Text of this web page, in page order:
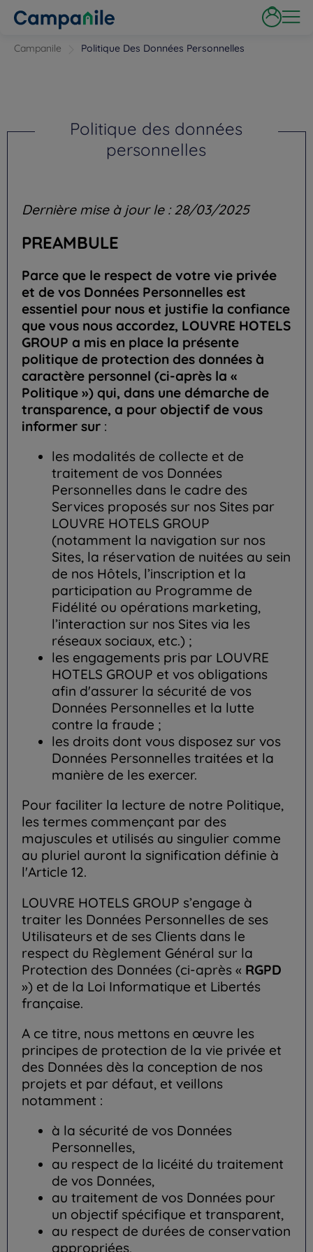
Campanile Politique Des Données Personnelles
Politique des données
personnelles
Dernière mise à jour le : 28/03/2025
PREAMBULE
Parce que le respect de votre vie privée
et de vos Données Personnelles est
essentiel pour nous et justifie la confiance
que vous nous accordez, LOUVRE HOTELS
GROUP a mis en place la présente
politique de protection des données à
caractère personnel (ci-après la «
Politique ») qui, dans une démarche de
transparence, a pour objectif de vous
informer sur :
les modalités de collecte et de
traitement de vos Données
Personnelles dans le cadre des
Services proposés sur nos Sites par
LOUVRE HOTELS GROUP
(notamment la navigation sur nos
Sites, la réservation de nuitées au sein
de nos Hôtels, l’inscription et la
participation au Programme de
Fidélité ou opérations marketing,
l’interaction sur nos Sites via les
réseaux sociaux, etc.) ;
les engagements pris par LOUVRE
HOTELS GROUP et vos obligations
afin d'assurer la sécurité de vos
Données Personnelles et la lutte
contre la fraude ;
les droits dont vous disposez sur vos
Données Personnelles traitées et la
manière de les exercer.
Pour faciliter la lecture de notre Politique,
les termes commençant par des
majuscules et utilisés au singulier comme
au pluriel auront la signification définie à
l'Article 12.
LOUVRE HOTELS GROUP s’engage à
traiter les Données Personnelles de ses
Utilisateurs et de ses Clients dans le
respect du Règlement Général sur la
Protection des Données (ci-après « RGPD
») et de la Loi Informatique et Libertés
française.
A ce titre, nous mettons en œuvre les
principes de protection de la vie privée et
des Données dès la conception de nos
projets et par défaut, et veillons
notamment :
à la sécurité de vos Données
Personnelles,
au respect de la licéité du traitement
de vos Données,
au traitement de vos Données pour
un objectif spécifique et transparent,
au respect de durées de conservation
appropriées,